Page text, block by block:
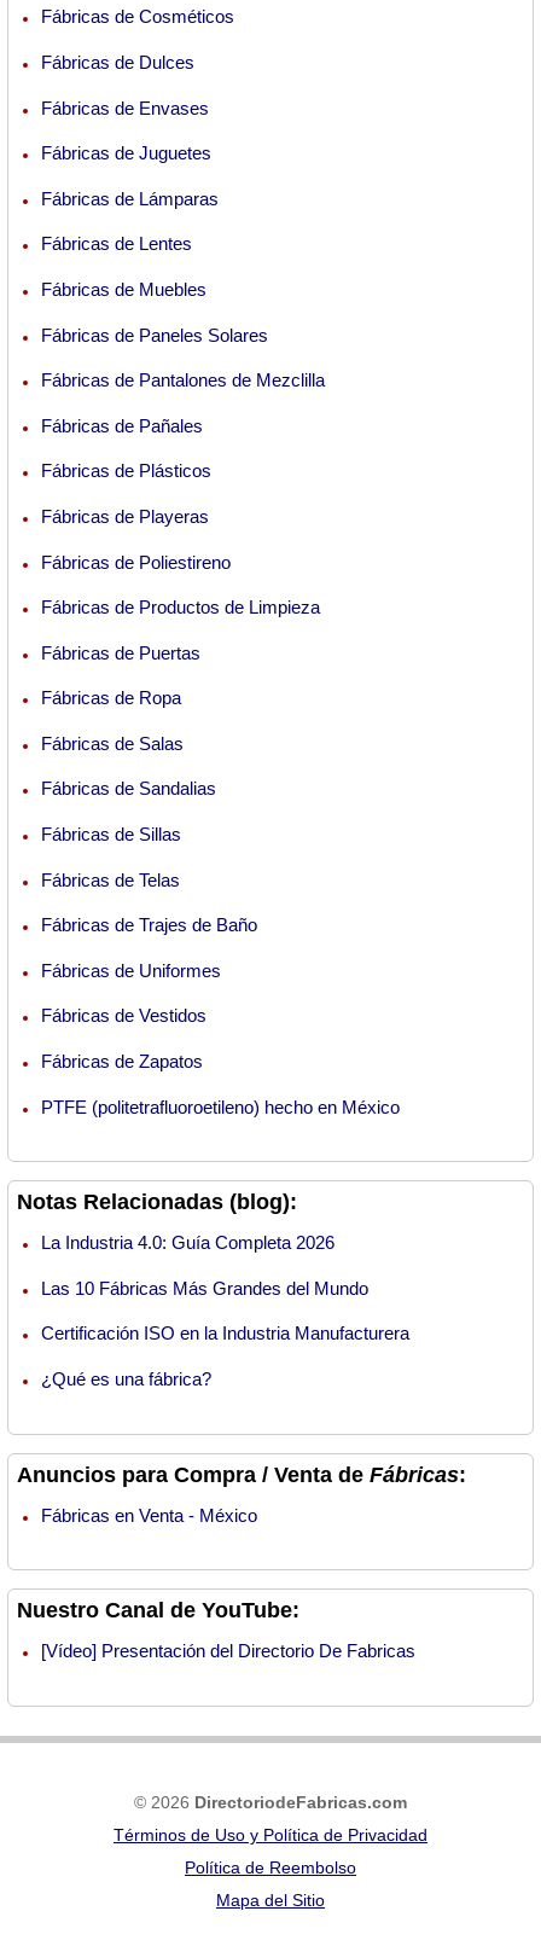
Fábricas de Cosméticos
Fábricas de Dulces
Fábricas de Envases
Fábricas de Juguetes
Fábricas de Lámparas
Fábricas de Lentes
Fábricas de Muebles
Fábricas de Paneles Solares
Fábricas de Pantalones de Mezclilla
Fábricas de Pañales
Fábricas de Plásticos
Fábricas de Playeras
Fábricas de Poliestireno
Fábricas de Productos de Limpieza
Fábricas de Puertas
Fábricas de Ropa
Fábricas de Salas
Fábricas de Sandalias
Fábricas de Sillas
Fábricas de Telas
Fábricas de Trajes de Baño
Fábricas de Uniformes
Fábricas de Vestidos
Fábricas de Zapatos
PTFE (politetrafluoroetileno) hecho en México
Notas Relacionadas (blog):
La Industria 4.0: Guía Completa 2026
Las 10 Fábricas Más Grandes del Mundo
Certificación ISO en la Industria Manufacturera
¿Qué es una fábrica?
Anuncios para Compra / Venta de Fábricas:
Fábricas en Venta - México
Nuestro Canal de YouTube:
[Vídeo] Presentación del Directorio De Fabricas
© 2026 DirectoriodeFabricas.com
Términos de Uso y Política de Privacidad
Política de Reembolso
Mapa del Sitio